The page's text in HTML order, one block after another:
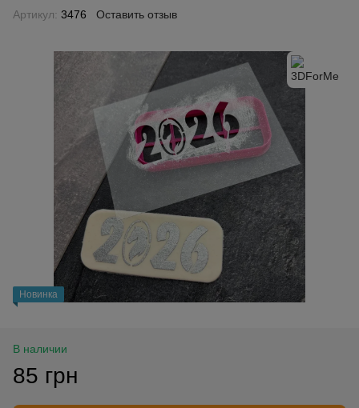
Артикул: 3476 Оставить отзыв
Новинка
В наличии
85 грн